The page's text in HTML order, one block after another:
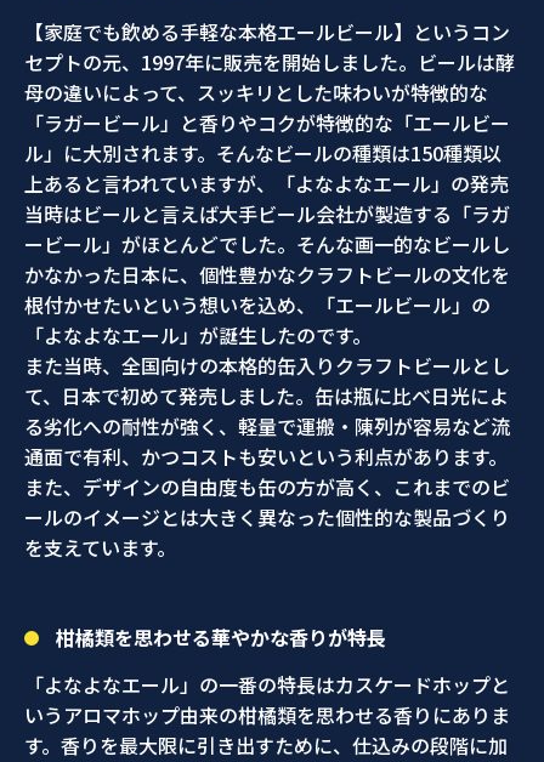
【家庭でも飲める手軽な本格エールビール】というコン
セプトの元、1997年に販売を開始しました。ビールは酵
母の違いによって、スッキリとした味わいが特徴的な
「ラガービール」と香りやコクが特徴的な「エールビー
ル」に大別されます。そんなビールの種類は150種類以
上あると言われていますが、「よなよなエール」の発売
当時はビールと言えば大手ビール会社が製造する「ラガ
ービール」がほとんどでした。そんな画一的なビールし
かなかった日本に、個性豊かなクラフトビールの文化を
根付かせたいという想いを込め、「エールビール」の
「よなよなエール」が誕生したのです。
また当時、全国向けの本格的缶入りクラフトビールとし
て、日本で初めて発売しました。缶は瓶に比べ日光によ
る劣化への耐性が強く、軽量で運搬・陳列が容易など流
通面で有利、かつコストも安いという利点があります。
また、デザインの自由度も缶の方が高く、これまでのビ
ールのイメージとは大きく異なった個性的な製品づくり
を支えています。
柑橘類を思わせる華やかな香りが特長
「よなよなエール」の一番の特長はカスケードホップと
いうアロマホップ由来の柑橘類を思わせる香りにありま
す。香りを最大限に引き出すために、仕込みの段階に加